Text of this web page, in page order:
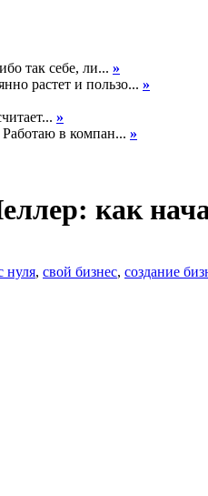
так себе, ли... »
растет и пользо... »
»
в компан... »
как
нуля, свой бизнес, создание